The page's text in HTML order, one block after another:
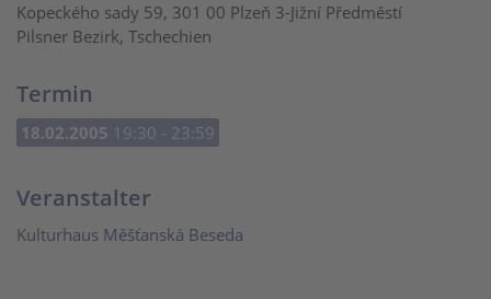
Kopeckého sady 59, 301 00 Plzeň 3-Jižní Předměstí
Pilsner Bezirk, Tschechien
Termin
18.02.2005 19:30 - 23:59
Veranstalter
Kulturhaus Měšťanská Beseda